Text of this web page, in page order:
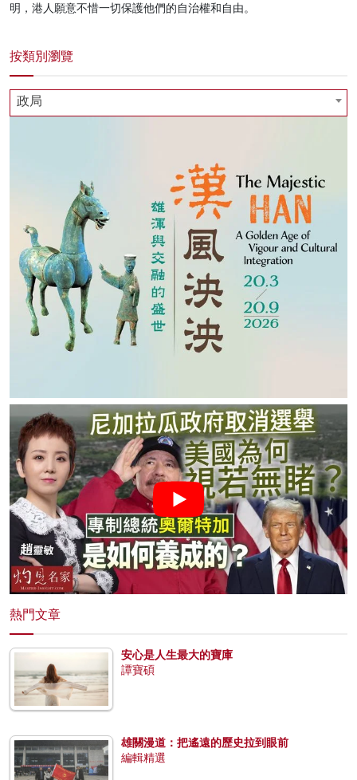
明，港人願意不惜一切保護他們的自治權和自由。
按類別瀏覽
政局
熱門文章
安心是人生最大的寶庫
譚寶碩
雄關漫道：把遙遠的歷史拉到眼前
編輯精選